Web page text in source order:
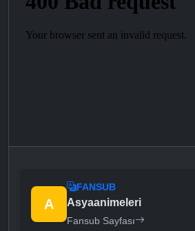
A
FANSUB
Asyaanimeleri
Fansub Sayfası